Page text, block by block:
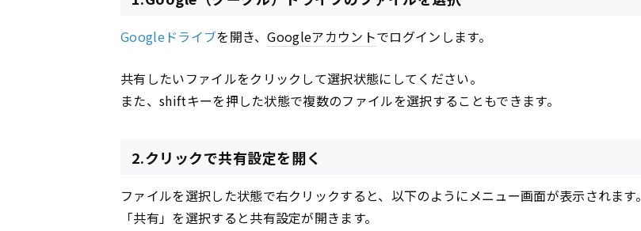
Googleドライブを開き、Googleアカウントでログインします。
共有したいファイルをクリックして選択状態にしてください。
また、shiftキーを押した状態で複数のファイルを選択することもできます。
2.クリックで共有設定を開く
ファイルを選択した状態で右クリックすると、以下のようにメニュー画面が表示されます。
「共有」を選択すると共有設定が開きます。